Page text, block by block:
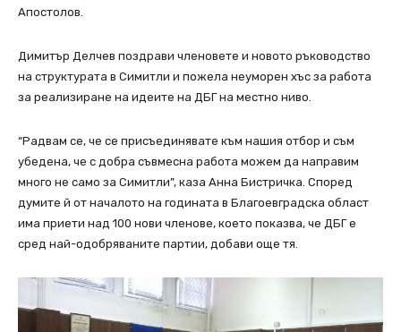
Апостолов.
Димитър Делчев поздрави членовете и новото ръководство
на структурата в Симитли и пожела неуморен хъс за работа
за реализиране на идеите на ДБГ на местно ниво.
“Радвам се, че се присъединявате към нашия отбор и съм
убедена, че с добра съвмесна работа можем да направим
много не само за Симитли”, каза Анна Бистричка. Според
думите й от началото на годината в Благоевградска област
има приети над 100 нови членове, което показва, че ДБГ е
сред най-одобряваните партии, добави още тя.